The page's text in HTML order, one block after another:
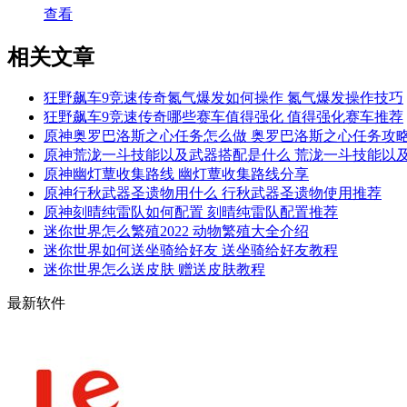
查看
相关文章
狂野飙车9竞速传奇氮气爆发如何操作 氮气爆发操作技巧
狂野飙车9竞速传奇哪些赛车值得强化 值得强化赛车推荐
原神奥罗巴洛斯之心任务怎么做 奥罗巴洛斯之心任务攻
原神荒泷一斗技能以及武器搭配是什么 荒泷一斗技能以
原神幽灯蕈收集路线 幽灯蕈收集路线分享
原神行秋武器圣遗物用什么 行秋武器圣遗物使用推荐
原神刻晴纯雷队如何配置 刻晴纯雷队配置推荐
迷你世界怎么繁殖2022 动物繁殖大全介绍
迷你世界如何送坐骑给好友 送坐骑给好友教程
迷你世界怎么送皮肤 赠送皮肤教程
最新软件